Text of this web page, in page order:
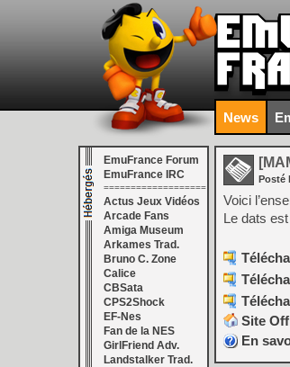
News
EmuFrance Forum
EmuFrance IRC
===================
Actus Jeux Vidéos
Arcade Fans
Amiga Museum
Arkames Trad.
Bruno C. Zone
Calice
CBSata
CPS2Shock
EF-Nes
Fan de la NES
GirlFriend Adv.
Landstalker Trad.
Posté
Voici
Le dats
Site
En